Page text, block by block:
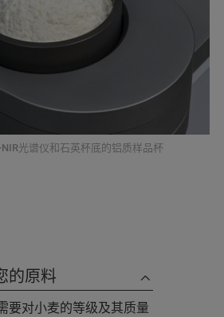
NIR光谱仪和石英杯底的铝质样品杯
的原料
要对小麦的等级及其质量